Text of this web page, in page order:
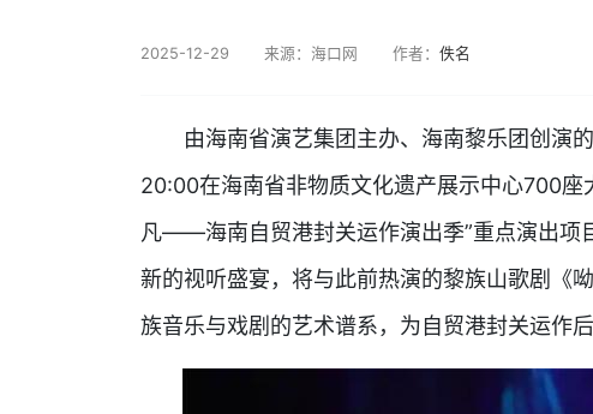
2025-12-29 来源：海口网 作者： 佚名
由海南省演艺集团主办、海南黎乐团创演
20:00在海南省非物质文化遗产展示中心700
凡——海南自贸港封关运作演出季”重点演出项
新的视听盛宴，将与此前热演的黎族山歌剧《
族音乐与戏剧的艺术谱系，为自贸港封关运作